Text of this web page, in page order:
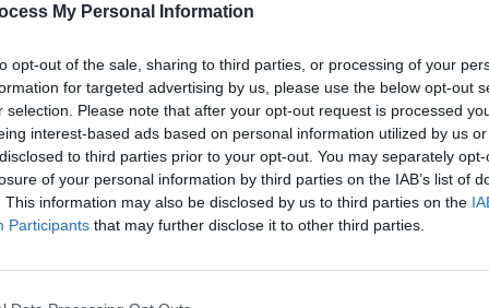
My Personal Information
opt-out of the sale, sharing to third parties, or processing of your
for targeted advertising by us, please use the below opt-out
selection. Please note that after your opt-out request is processed
interest-based ads based on personal information utilized by us
to third parties prior to your opt-out. You may separately
of your personal information by third parties on the IAB’s list of
This information may also be disclosed by us to third parties on the
Participants that may further disclose it to other third parties.
kicsi vígan lubickol odabent. Helye van bőven, így ügyesen gyakorolja a forgolódás,
már mostanra kialakult. Ha a pici tappancsa a magzatburok belső falához ér, akkor
De nem csak a lábacskáit használja, hanem gyakorolja a fogóreflexet is, képes
illetve egy-egy arra tévedt testrészt. Képes az ujját szopizni, már most gyakorolja a
zsírpárnái nincsenek, így a bőre alatt futó vérerek vörösre festik az egész kis
elkezd növekedni a baba szőrzete. Pici, pihés haja, szemöldöke lesz, és az egész testét
a lanugó. Fő szerepe a magzati szőrnek, hogy a magzatmáz ezen képes megtapadni, ezáltal